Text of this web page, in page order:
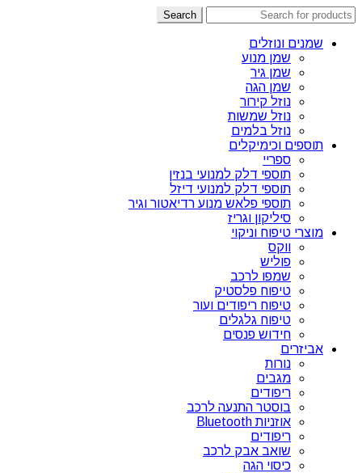
Search
שמנים ונוזלים
שמן מנוע
שמן גיר
שמן הגה
נוזל קירור
נוזל שמשות
נוזל בלמים
תוספים וכימיקלים
ספריי
תוספי דלק למנועי בנזין
תוספי דלק למנועי דיזל
תוספי פלאש מנוע רדיאטור וגיר
סיליקון וגריז
מוצרי טיפוח וניקוי
ווקס
פוליש
שמפו לרכב
טיפוח פלסטיק
טיפוח ריפודים ועור
טיפוח גלגלים
חידוש פנסים
אביזרים
נורות
מגבים
ריפודים
בוסטר התנעה לרכב
אוזניות Bluetooth
ריפודים
שואב אבק לרכב
כיסוי הגה